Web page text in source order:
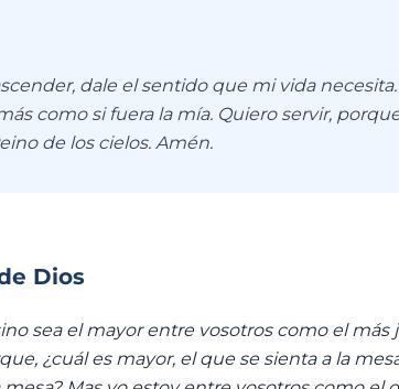
dale el sentido que mi vida
como si fuera la mía. Quiero servir,
de los cielos. Amén.
Dios
sea el mayor entre vosotros como el
¿cuál es mayor, el que se sienta a la